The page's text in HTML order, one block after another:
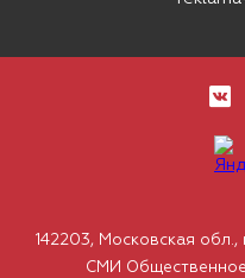
142203, Московская обл.,
СМИ